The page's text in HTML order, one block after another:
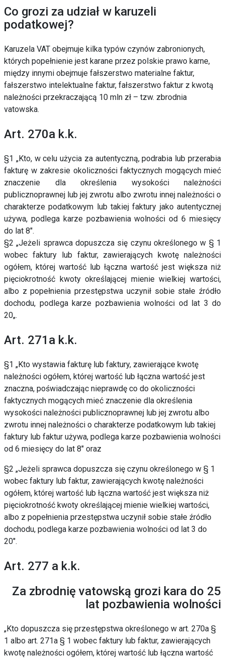
Co grozi za udział w karuzeli
podatkowej?
Karuzela VAT obejmuje kilka typów czynów zabronionych,
których popełnienie jest karane przez polskie prawo karne,
między innymi obejmuje fałszerstwo materialne faktur,
fałszerstwo intelektualne faktur, fałszerstwo faktur z kwotą
należności przekraczającą 10 mln zł – tzw. zbrodnia
vatowska.
Art. 270a k.k.
§1 „Kto, w celu użycia za autentyczną, podrabia lub przerabia
fakturę w zakresie okoliczności faktycznych mogących mieć
znaczenie dla określenia wysokości należności
publicznoprawnej lub jej zwrotu albo zwrotu innej należności o
charakterze podatkowym lub takiej faktury jako autentycznej
używa, podlega karze pozbawienia wolności od 6 miesięcy
do lat 8″.
§2 „Jeżeli sprawca dopuszcza się czynu określonego w § 1
wobec faktury lub faktur, zawierających kwotę należności
ogółem, której wartość lub łączna wartość jest większa niż
pięciokrotność kwoty określającej mienie wielkiej wartości,
albo z popełnienia przestępstwa uczynił sobie stałe źródło
dochodu, podlega karze pozbawienia wolności od lat 3 do
20„.
Art. 271a k.k.
§1 „Kto wystawia fakturę lub faktury, zawierające kwotę
należności ogółem, której wartość lub łączna wartość jest
znaczna, poświadczając nieprawdę co do okoliczności
faktycznych mogących mieć znaczenie dla określenia
wysokości należności publicznoprawnej lub jej zwrotu albo
zwrotu innej należności o charakterze podatkowym lub takiej
faktury lub faktur używa, podlega karze pozbawienia wolności
od 6 miesięcy do lat 8″ oraz
§2 „Jeżeli sprawca dopuszcza się czynu określonego w § 1
wobec faktury lub faktur, zawierających kwotę należności
ogółem, której wartość lub łączna wartość jest większa niż
pięciokrotność kwoty określającej mienie wielkiej wartości,
albo z popełnienia przestępstwa uczynił sobie stałe źródło
dochodu, podlega karze pozbawienia wolności od lat 3 do
20″.
Art. 277 a k.k.
Za zbrodnię vatowską grozi kara do 25
lat pozbawienia wolności
„Kto dopuszcza się przestępstwa określonego w art. 270a §
1 albo art. 271a § 1 wobec faktury lub faktur, zawierających
kwotę należności ogółem, której wartość lub łączna wartość